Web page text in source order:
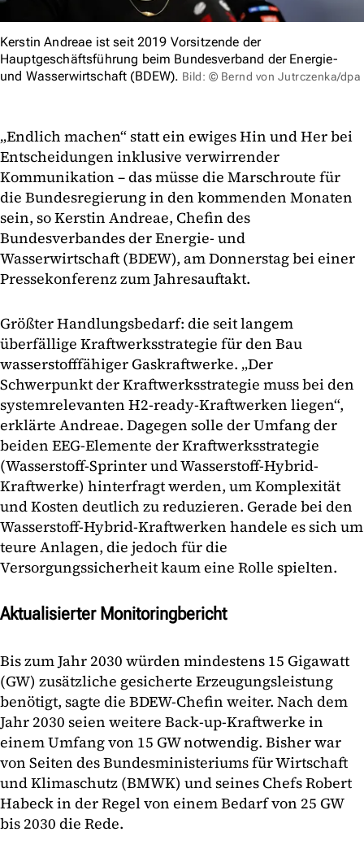
Kerstin Andreae ist seit 2019 Vorsitzende der
Hauptgeschäftsführung beim Bundesverband der Energie-
und Wasserwirtschaft (BDEW). Bild: © Bernd von Jutrczenka/dpa
„Endlich machen“ statt ein ewiges Hin und Her bei
Entscheidungen inklusive verwirrender
Kommunikation – das müsse die Marschroute für
die Bundesregierung in den kommenden Monaten
sein, so Kerstin Andreae, Chefin des
Bundesverbandes der Energie- und
Wasserwirtschaft (BDEW), am Donnerstag bei einer
Pressekonferenz zum Jahresauftakt.
Größter Handlungsbedarf: die seit langem
überfällige Kraftwerksstrategie für den Bau
wasserstofffähiger Gaskraftwerke. „Der
Schwerpunkt der Kraftwerksstrategie muss bei den
systemrelevanten H2-ready-Kraftwerken liegen“,
erklärte Andreae. Dagegen solle der Umfang der
beiden EEG-Elemente der Kraftwerksstrategie
(Wasserstoff-Sprinter und Wasserstoff-Hybrid-
Kraftwerke) hinterfragt werden, um Komplexität
und Kosten deutlich zu reduzieren. Gerade bei den
Wasserstoff-Hybrid-Kraftwerken handele es sich um
teure Anlagen, die jedoch für die
Versorgungssicherheit kaum eine Rolle spielten.
Aktualisierter Monitoringbericht
Bis zum Jahr 2030 würden mindestens 15 Gigawatt
(GW) zusätzliche gesicherte Erzeugungsleistung
benötigt, sagte die BDEW-Chefin weiter. Nach dem
Jahr 2030 seien weitere Back-up-Kraftwerke in
einem Umfang von 15 GW notwendig. Bisher war
von Seiten des Bundesministeriums für Wirtschaft
und Klimaschutz (BMWK) und seines Chefs Robert
Habeck in der Regel von einem Bedarf von 25 GW
bis 2030 die Rede.